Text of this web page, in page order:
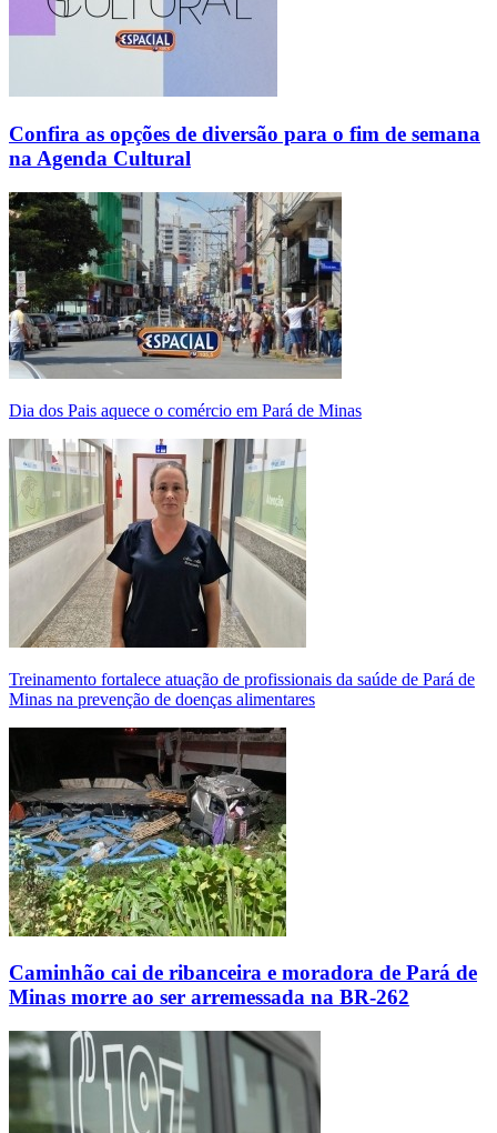
Confira as opções de diversão para o fim de semana
na Agenda Cultural
Dia dos Pais aquece o comércio em Pará de Minas
Treinamento fortalece atuação de profissionais da saúde de Pará de
Minas na prevenção de doenças alimentares
Caminhão cai de ribanceira e moradora de Pará de
Minas morre ao ser arremessada na BR-262